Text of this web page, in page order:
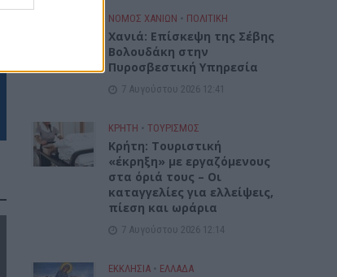
ΝΟΜΌΣ ΧΑΝΊΩΝ • ΠΟΛΙΤΙΚΗ
Xανιά: Επίσκεψη της Σέβης
Βολουδάκη στην
Πυροσβεστική Υπηρεσία
7 Αυγούστου 2026 12:41
ΚΡΗΤΗ • ΤΟΥΡΙΣΜΟΣ
Κρήτη: Τουριστική
«έκρηξη» με εργαζόμενους
στα όριά τους – Οι
καταγγελίες για ελλείψεις,
πίεση και ωράρια
7 Αυγούστου 2026 12:14
ΕΚΚΛΗΣΙΑ • ΕΛΛΑΔΑ